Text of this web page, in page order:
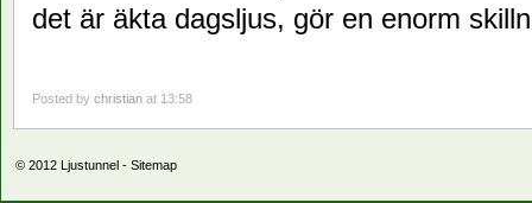
det är äkta dagsljus, gör en enorm
Posted by christian at 13:58
© 2012 Ljustunnel - Sitemap